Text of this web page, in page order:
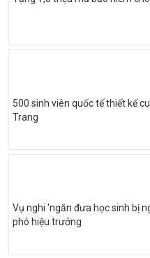
500 sinh viên quốc tế thiết kế
Trang
Vụ nghi 'ngăn đưa học sinh bị
phó hiệu trưởng